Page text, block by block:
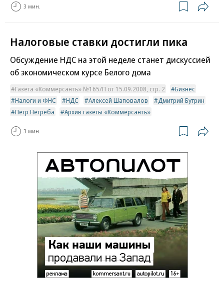
3 мин.
Налоговые ставки достигли пика
Обсуждение НДС на этой неделе станет дискуссией
об экономическом курсе Белого дома
Газета «Коммерсантъ» №165/П от 15.09.2008, стр. 2
Бизнес
Налоги и ФНС
НДС Алексей Шаповалов
Дмитрий Бутрин
Петр Нетреба
Архив газеты «Коммерсантъ»
3 мин.